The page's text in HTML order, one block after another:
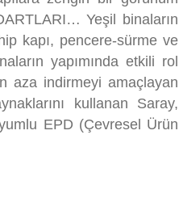
Yeşil binaların
kapı, pencere-sürme ve
yapımında etkili rol
aza indirmeyi amaçlayan
kullanan Saray,
EPD (Çevresel Ürün